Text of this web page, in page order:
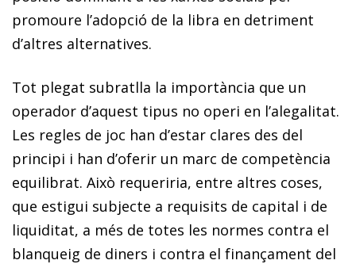
promoure l’adopció de la libra en detriment
d’altres alternatives.
Tot plegat subratlla la importància que un
operador d’aquest tipus no operi en l’alegalitat.
Les regles de joc han d’estar clares des del
principi i han d’oferir un marc de competència
equilibrat. Això requeriria, entre altres coses,
que estigui subjecte a requisits de capital i de
liquiditat, a més de totes les normes contra el
blanqueig de diners i contra el finançament del